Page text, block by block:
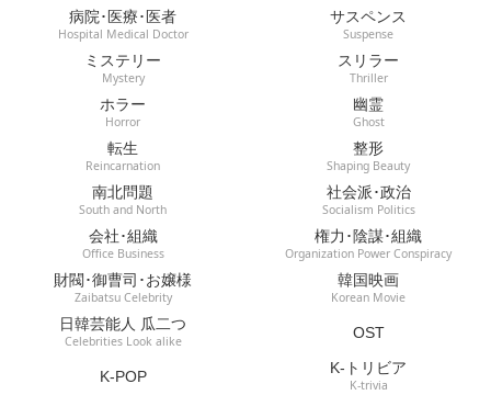
病院･医療･医者
Hospital Medical Doctor
サスペンス
Suspense
ミステリー
Mystery
スリラー
Thriller
ホラー
Horror
幽霊
Ghost
転生
Reincarnation
整形
Shaping Beauty
南北問題
South and North
社会派･政治
Socialism Politics
会社･組織
Office Business
権力･陰謀･組織
Organization Power Conspiracy
財閥･御曹司･お嬢様
Zaibatsu Celebrity
韓国映画
Korean Movie
日韓芸能人 瓜二つ
Celebrities Look alike OST
K-POP K-トリビア
K-trivia